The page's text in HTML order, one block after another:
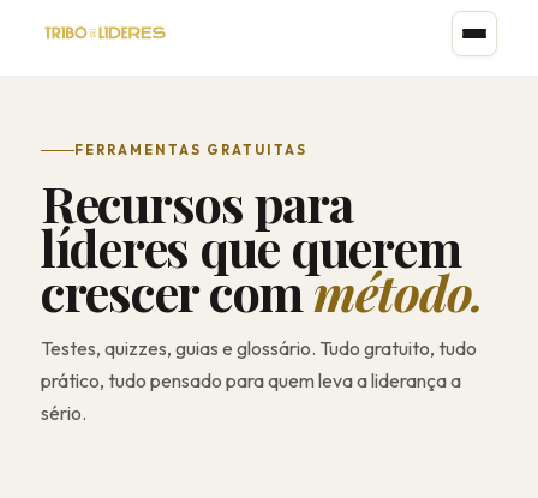
FERRAMENTAS GRATUITAS
Recursos para
líderes que querem
crescer commétodo.
Testes, quizzes, guias e glossário. Tudo gratuito, tudo
prático, tudo pensado para quem leva a liderança a
sério.